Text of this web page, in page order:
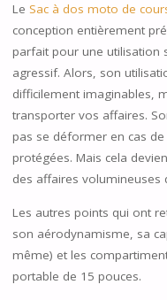
Le Sac à dos moto de
conception entièrement
parfait pour une utilisation
agressif. Alors, son
difficilement imaginables,
transporter vos affaires.
pas se déformer en cas
protégées. Mais cela
des affaires volumineuses
Les autres points qui ont
son aérodynamisme, sa
même) et les
portable de 15 pouces.